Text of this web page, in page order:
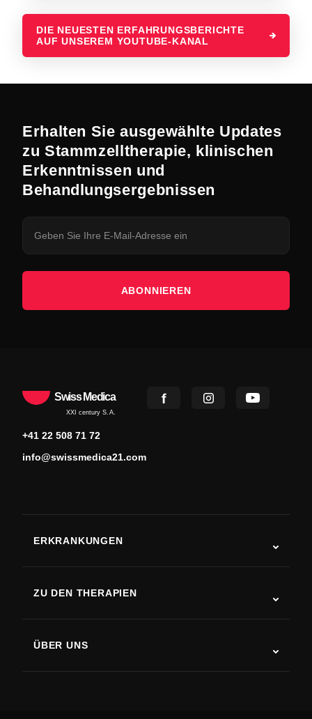
DIE NEUESTEN ERFAHRUNGSBERICHTE
AUF UNSEREM YOUTUBE-KANAL
Erhalten Sie ausgewählte Updates
zu Stammzelltherapie, klinischen
Erkenntnissen und
Behandlungsergebnissen
ABONNIEREN
Swiss Medica
XXI century S.A.
+41 22 508 71 72
info@swissmedica21.com
ERKRANKUNGEN
Parkinson-Krankheit
Arthritis
ZU DEN THERAPIEN
ÜBER UNS